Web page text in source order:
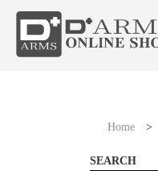
Home>
SEARCH